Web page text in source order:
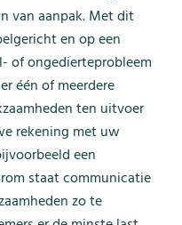
van aanpak. Met dit
en op een
of ongedierteprobleem
één of meerdere
ten uitvoer
rekening met uw
een
staat communicatie
zo te